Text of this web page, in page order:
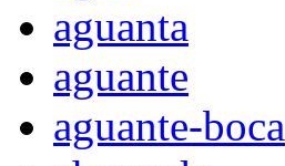
aguanta
aguante
aguante-boca